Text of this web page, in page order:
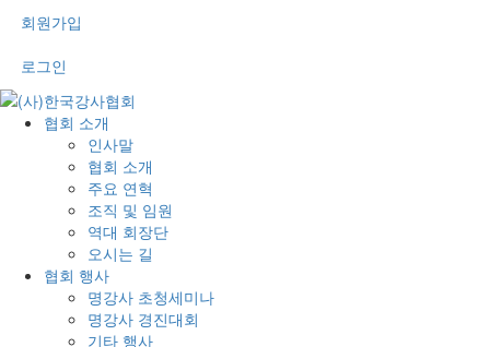
회원가입
로그인
협회 소개
인사말
협회 소개
주요 연혁
조직 및 임원
역대 회장단
오시는 길
협회 행사
명강사 초청세미나
명강사 경진대회
기타 행사